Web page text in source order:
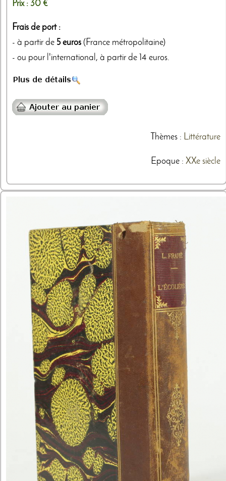
Prix : 30 €
Frais de port :
- à partir de 5 euros (France métropolitaine)
- ou pour l'international, à partir de 14 euros.
Thèmes: Littérature
Epoque : XXe siècle